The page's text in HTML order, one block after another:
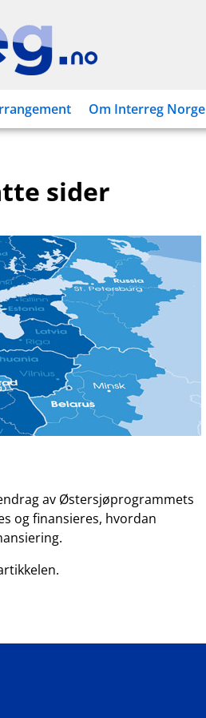
Om Interreg Norge
sider
av Østersjøprogrammets
og finansieres, hvordan